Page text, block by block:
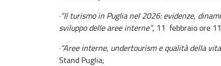
·“Il turismo in Puglia nel 2026: evidenze,
sviluppo delle aree interne”, 11 febbraio ore
·“Aree interne, undertourism e qualità della
Stand Puglia;